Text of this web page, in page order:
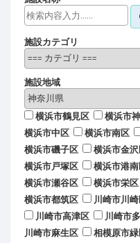
施設カテゴリ
施設地域
横浜市鶴見区 横浜市
横浜市中区
横浜市南区
横浜市磯子区
横浜市金
横浜市戸塚区
横浜市港
横浜市瀬谷区
横浜市栄区
横浜市都筑区
川崎市川
川崎市高津区
川崎市
川崎市麻生区
相模原市